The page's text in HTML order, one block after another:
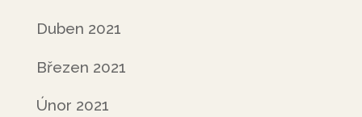
Duben 2021
Březen 2021
Únor 2021